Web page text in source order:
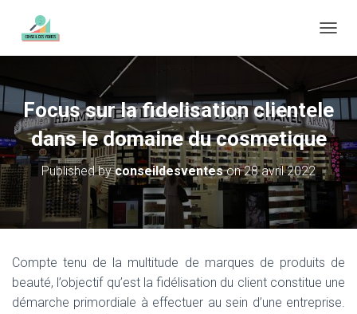
U
R
I
R
/
F
E
R
N
A
V
Focus sur la fidelisation clientele
dans le domaine du cosmetique
Published byconseildesventeson28 avril 2022
Compte tenu de la multitude de marques de produits de
beauté, l’objectif qu’est la fidélisation du client constitue une
démarche primordiale à effectuer au sein d’une entreprise.